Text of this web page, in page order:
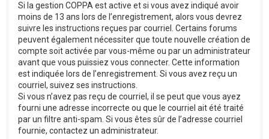
Si la gestion COPPA est active et si vous avez indiqué avoir
moins de 13 ans lors de l’enregistrement, alors vous devrez
suivre les instructions reçues par courriel. Certains forums
peuvent également nécessiter que toute nouvelle création de
compte soit activée par vous-même ou par un administrateur
avant que vous puissiez vous connecter. Cette information
est indiquée lors de l’enregistrement. Si vous avez reçu un
courriel, suivez ses instructions.
Si vous n’avez pas reçu de courriel, il se peut que vous ayez
fourni une adresse incorrecte ou que le courriel ait été traité
par un filtre anti-spam. Si vous êtes sûr de l’adresse courriel
fournie, contactez un administrateur.